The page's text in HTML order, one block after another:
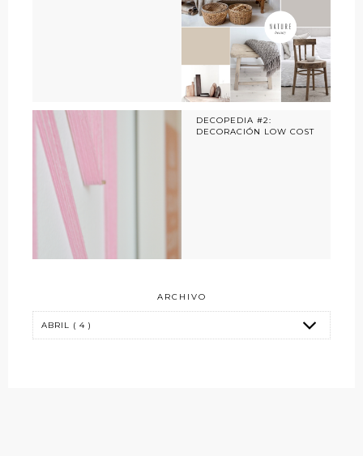
DECOPEDIA #2:
DECORACIÓN LOW COST
ARCHIVO